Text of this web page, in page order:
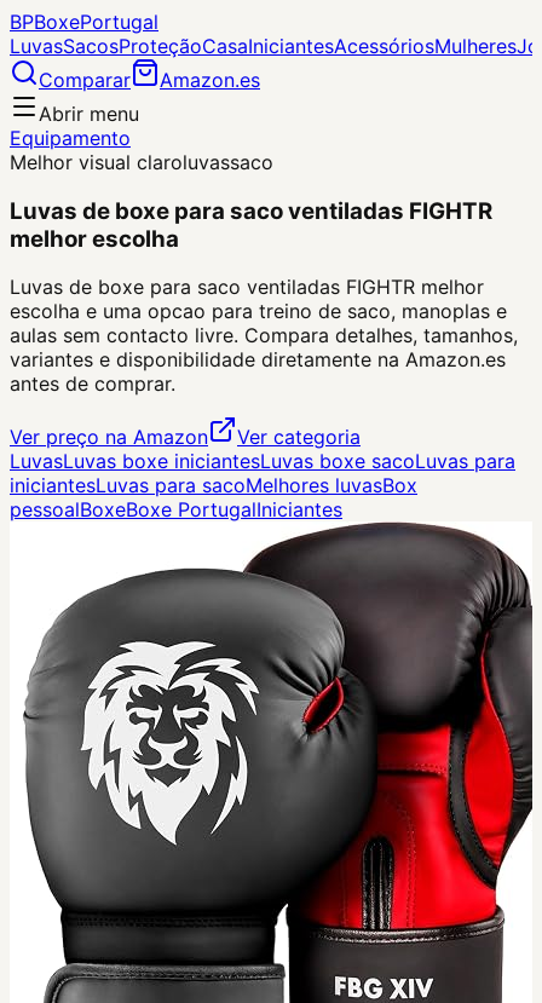
BPBoxePortugal
LuvasSacosProteçãoCasaIniciantesAcessóriosMulheres
Comparar
Amazon.es
Abrir menu
Equipamento
Melhor visual claroluvassaco
Luvas de boxe para saco ventiladas FIGHTR
melhor escolha
Luvas de boxe para saco ventiladas FIGHTR melhor
escolha e uma opcao para treino de saco, manoplas e
aulas sem contacto livre. Compara detalhes, tamanhos,
variantes e disponibilidade diretamente na Amazon.es
antes de comprar.
Ver preço na Amazon
Ver categoria
LuvasLuvas boxe iniciantesLuvas boxe sacoLuvas para
iniciantesLuvas para sacoMelhores luvasBox
pessoalBoxeBoxe PortugalIniciantes